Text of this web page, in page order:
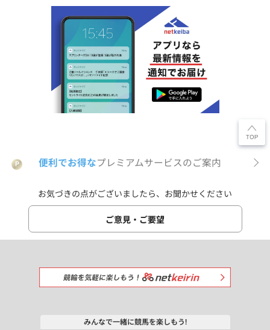
P 便利でお得なプレミアムサービスのご案内
お気づきの点がございましたら、お聞かせください
ご意見・ご要望
みんなで一緒に競馬を楽しもう!